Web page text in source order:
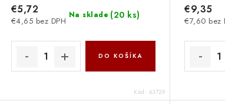
Na sklade (20 ks)
€4,65 bez DPH
€5,72
DO KOŠÍKA
Kód: 43729
€7,60 bez
€9,35